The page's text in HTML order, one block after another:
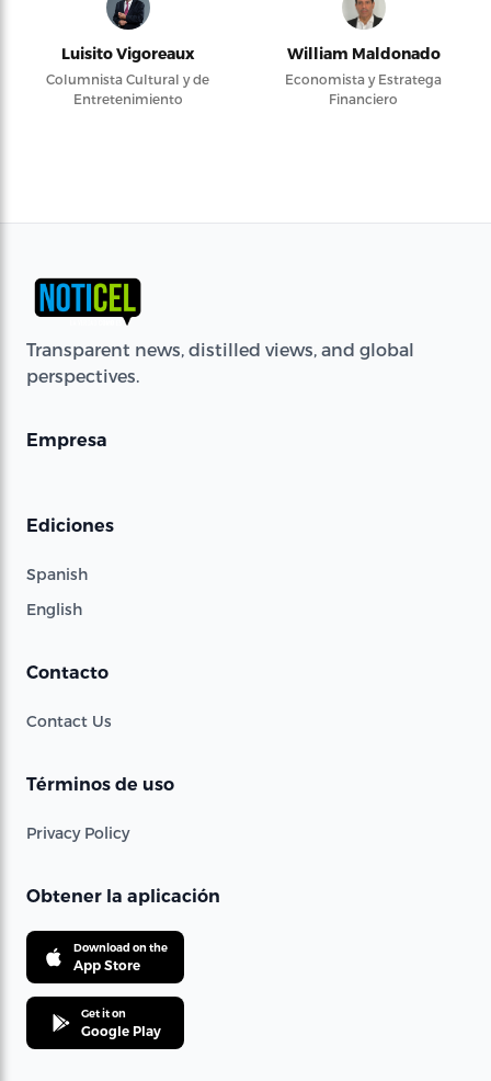
Luisito Vigoreaux
Columnista Cultural y de
Entretenimiento
William Maldonado
Economista y Estratega
Financiero
Transparent news, distilled views, and global
perspectives.
Empresa
Ediciones
Spanish
English
Contacto
Contact Us
Términos de uso
Privacy Policy
Obtener la aplicación
Download on the
App Store
Get it on
Google Play